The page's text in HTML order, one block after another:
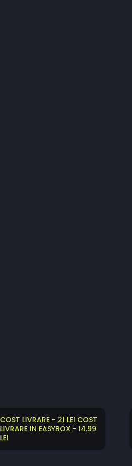
COST LIVRARE - 21 LEI COST
LIVRARE IN EASYBOX - 14.99
LEI